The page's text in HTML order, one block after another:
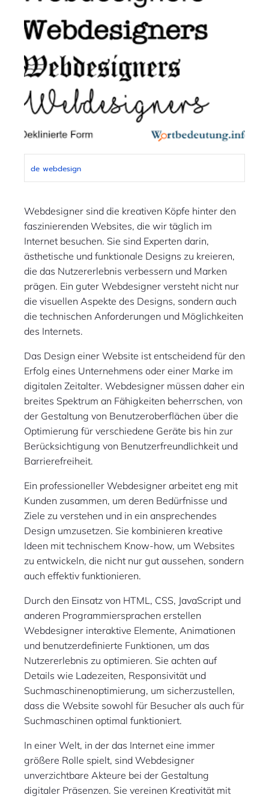
de webdesign
Webdesigner sind die kreativen Köpfe hinter den
faszinierenden Websites, die wir täglich im
Internet besuchen. Sie sind Experten darin,
ästhetische und funktionale Designs zu kreieren,
die das Nutzererlebnis verbessern und Marken
prägen. Ein guter Webdesigner versteht nicht nur
die visuellen Aspekte des Designs, sondern auch
die technischen Anforderungen und Möglichkeiten
des Internets.
Das Design einer Website ist entscheidend für den
Erfolg eines Unternehmens oder einer Marke im
digitalen Zeitalter. Webdesigner müssen daher ein
breites Spektrum an Fähigkeiten beherrschen, von
der Gestaltung von Benutzeroberflächen über die
Optimierung für verschiedene Geräte bis hin zur
Berücksichtigung von Benutzerfreundlichkeit und
Barrierefreiheit.
Ein professioneller Webdesigner arbeitet eng mit
Kunden zusammen, um deren Bedürfnisse und
Ziele zu verstehen und in ein ansprechendes
Design umzusetzen. Sie kombinieren kreative
Ideen mit technischem Know-how, um Websites
zu entwickeln, die nicht nur gut aussehen, sondern
auch effektiv funktionieren.
Durch den Einsatz von HTML, CSS, JavaScript und
anderen Programmiersprachen erstellen
Webdesigner interaktive Elemente, Animationen
und benutzerdefinierte Funktionen, um das
Nutzererlebnis zu optimieren. Sie achten auf
Details wie Ladezeiten, Responsivität und
Suchmaschinenoptimierung, um sicherzustellen,
dass die Website sowohl für Besucher als auch für
Suchmaschinen optimal funktioniert.
In einer Welt, in der das Internet eine immer
größere Rolle spielt, sind Webdesigner
unverzichtbare Akteure bei der Gestaltung
digitaler Präsenzen. Sie vereinen Kreativität mit